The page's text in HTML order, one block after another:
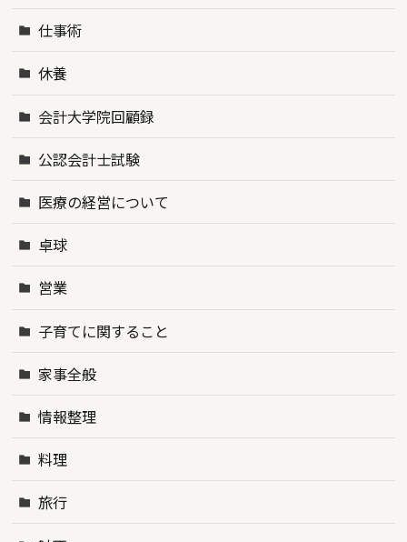
仕事術
休養
会計大学院回顧録
公認会計士試験
医療の経営について
卓球
営業
子育てに関すること
家事全般
情報整理
料理
旅行